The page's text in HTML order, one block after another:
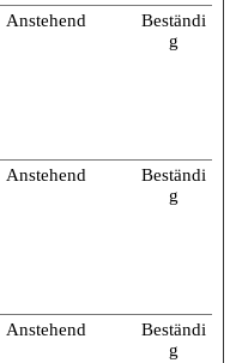
Anstehend
Beständi
g
Anstehend
Beständi
g
Anstehend
Beständi
g